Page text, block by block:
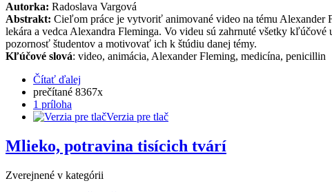
Autorka: Radoslava Vargová
Abstrakt: Cieľom práce je vytvoriť animované video na tému Alexander
lekára a vedca Alexandra Fleminga. Vo videu sú zahrnuté všetky
pozornosť študentov a motivovať ich k štúdiu danej témy.
Kľúčové slová: video, animácia, Alexander Fleming, medicína, penicillin
Čítať ďalej
prečítané 8367x
1 príloha
Verzia pre tlač
Mlieko, potravina tisícich tvárí
Zverejnené v kategórii